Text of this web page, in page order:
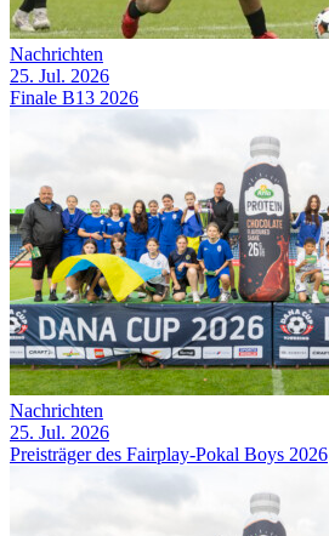
Nachrichten
25. Jul. 2026
Finale B13 2026
Nachrichten
25. Jul. 2026
Preisträger des Fairplay-Pokal Boys 2026